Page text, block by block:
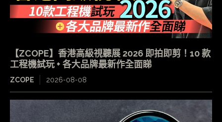
【ZCOPE】香港高級視聽展 2026 即拍即剪！10 款
工程機試玩 + 各大品牌最新作全面睇
ZCOPE 2026-08-08